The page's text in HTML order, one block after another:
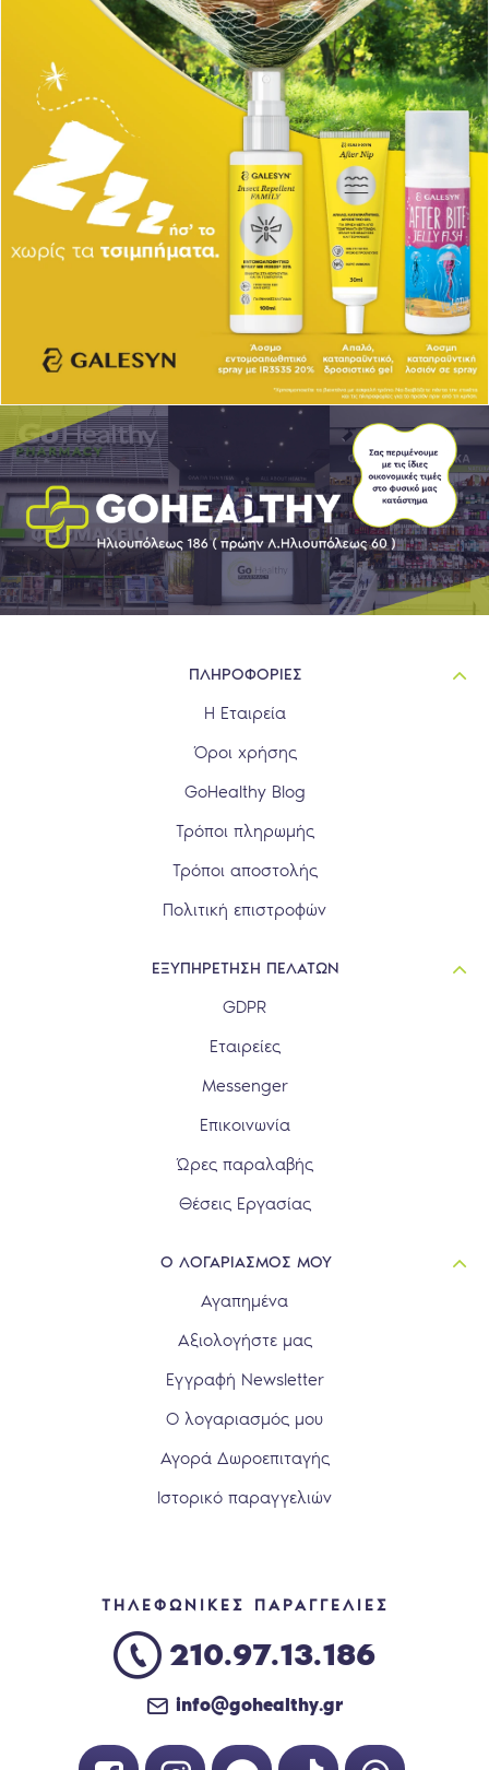
ΠΛΗΡΟΦΟΡΙΕΣ
Η Εταιρεία
Όροι χρήσης
GoHealthy Blog
Τρόποι πληρωμής
Τρόποι αποστολής
Πολιτική επιστροφών
ΕΞΥΠΗΡΕΤΗΣΗ ΠΕΛΑΤΩΝ
GDPR
Εταιρείες
Messenger
Επικοινωνία
Ώρες παραλαβής
Θέσεις Εργασίας
Ο ΛΟΓΑΡΙΑΣΜΟΣ ΜΟΥ
Αγαπημένα
Αξιολογήστε μας
Εγγραφή Newsletter
Ο λογαριασμός μου
Αγορά Δωροεπιταγής
Ιστορικό παραγγελιών
ΤΗΛΕΦΩΝΙΚΕΣ ΠΑΡΑΓΓΕΛΙΕΣ
210.97.13.186
info@gohealthy.gr